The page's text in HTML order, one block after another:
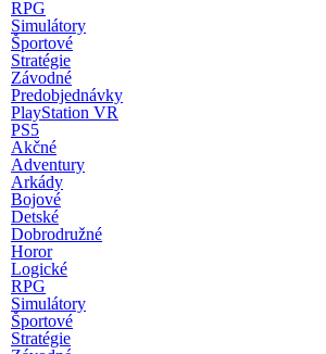
RPG
Simulátory
Športové
Stratégie
Závodné
Predobjednávky
PlayStation VR
PS5
Akčné
Adventury
Arkády
Bojové
Detské
Dobrodružné
Horor
Logické
RPG
Simulátory
Športové
Stratégie